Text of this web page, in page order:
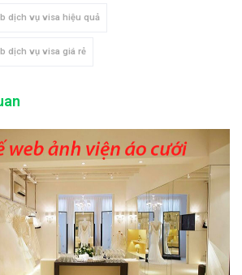
dịch vụ visa hiệu quả
dịch vụ visa giá rẻ